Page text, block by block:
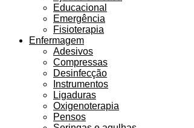
Educacional
Emergência
Fisioterapia
Enfermagem
Adesivos
Compressas
Desinfecção
Instrumentos
Ligaduras
Oxigenoterapia
Pensos